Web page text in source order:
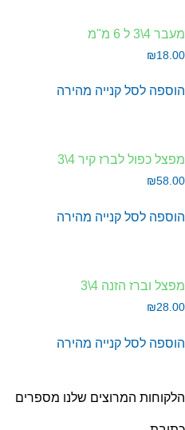
4\3 ל 6 מ"מ
₪
לסל קנייה מהירה
כפול לברז קיר 4\3
₪
לסל קנייה מהירה
וברז הזנה 4\3
₪
לסל קנייה מהירה
המרוצים שלנו מספרים